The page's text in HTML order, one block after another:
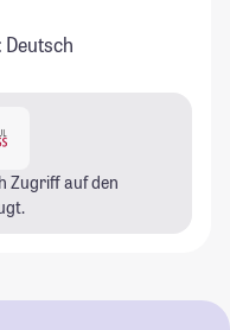
Zugriff auf den